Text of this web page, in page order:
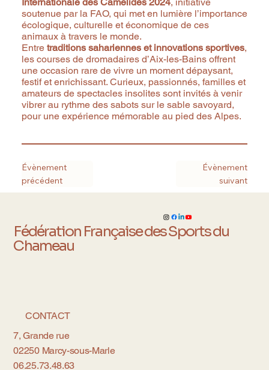
soutenue par la FAO, qui met en lumière l’importance
écologique, culturelle et économique de ces
animaux à travers le monde.
Entre traditions sahariennes et innovations sportives,
les courses de dromadaires d’Aix-les-Bains offrent
une occasion rare de vivre un moment dépaysant,
festif et enrichissant. Curieux, passionnés, familles et
amateurs de spectacles insolites sont invités à venir
vibrer au rythme des sabots sur le sable savoyard,
pour une expérience mémorable au pied des Alpes.
Évènement
suivant
Évènement
précédent
Fédération Française des Sports du
Chameau
CONTACT
7, Grande rue
02250 Marcy-sous-Marle
06.25.73.48.63